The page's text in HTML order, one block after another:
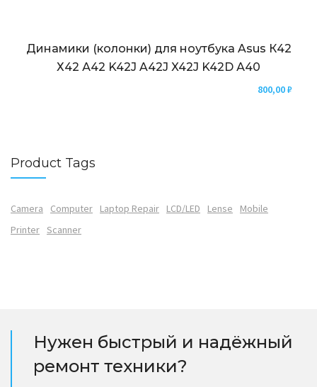
Динамики (колонки) для ноутбука Asus К42
Х42 А42 K42J A42J X42J K42D А40
800,00₽
Product Tags
Camera Computer Laptop Repair LCD/LED Lense
Mobile
Printer Scanner
Нужен быстрый и надёжный
ремонт техники?